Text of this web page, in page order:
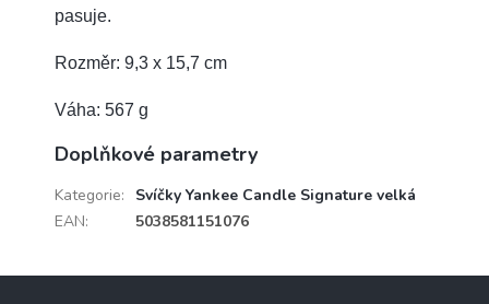
pasuje.
Rozměr: 9,3 x 15,7 cm
Váha: 567 g
Doplňkové parametry
Kategorie:
Svíčky Yankee Candle Signature velká
EAN: 5038581151076